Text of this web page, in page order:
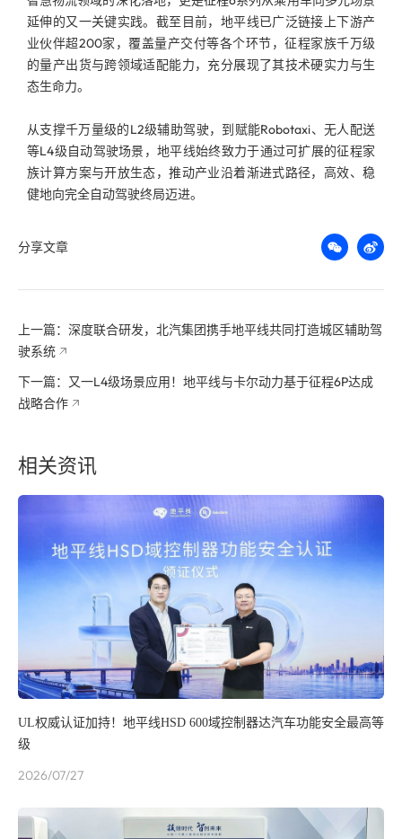
延伸的又一关键实践。截至目前，地平线已广泛链接上下游产
业伙伴超200家，覆盖量产交付等各个环节，征程家族千万级
的量产出货与跨领域适配能力，充分展现了其技术硬实力与生
态生命力。
从支撑千万量级的L2级辅助驾驶，到赋能Robotaxi、无人配送
等L4级自动驾驶场景，地平线始终致力于通过可扩展的征程家
族计算方案与开放生态，推动产业沿着渐进式路径，高效、稳
健地向完全自动驾驶终局迈进。
分享文章
上一篇：深度联合研发，北汽集团携手地平线共同打造城区辅助驾
驶系统
下一篇：又一L4级场景应用！地平线与卡尔动力基于征程6P达成
战略合作
相关资讯
UL权威认证加持！地平线HSD 600域控制器达汽车功能安全最高等
级
2026/07/27